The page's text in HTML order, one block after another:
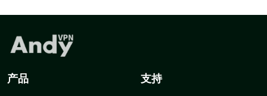
产品 支持